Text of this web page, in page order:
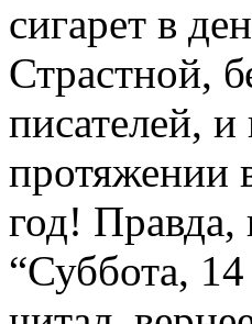
сигарет в
Страстной,
писателей,
протяжении
год! Правда,
“Суббота,